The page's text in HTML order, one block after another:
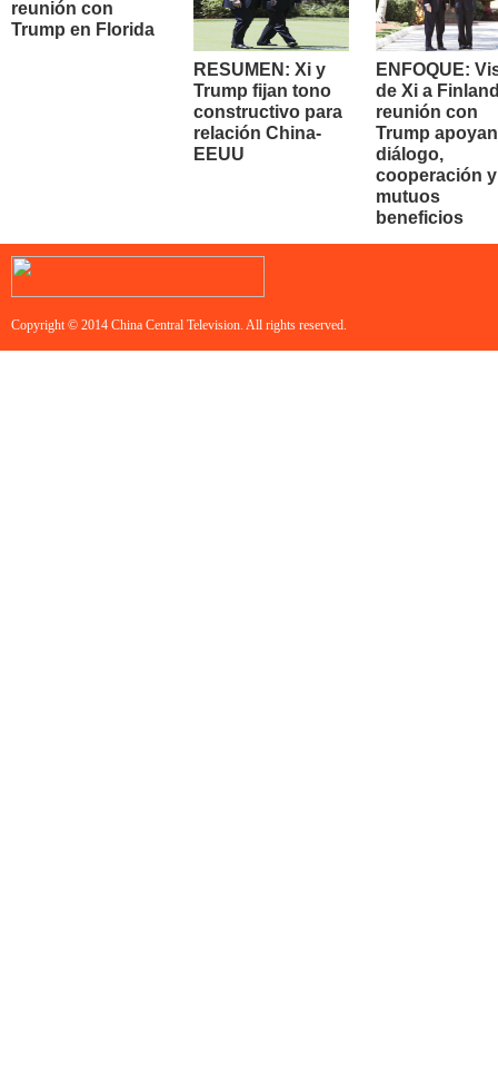
reunión con
Trump en Florida
RESUMEN: Xi y
Trump fijan tono
constructivo para
relación China-
EEUU
ENFOQUE:
de Xi a
reunión con
Trump apoyan
diálogo,
cooperación y
mutuos
beneficios
Copyright © 2014 China Central Television. All rights reserved.